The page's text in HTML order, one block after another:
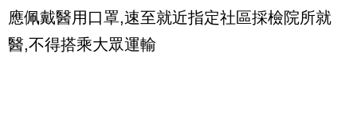
應佩戴醫用口罩,速至就近指定社區採檢院所就
醫,不得搭乘大眾運輸